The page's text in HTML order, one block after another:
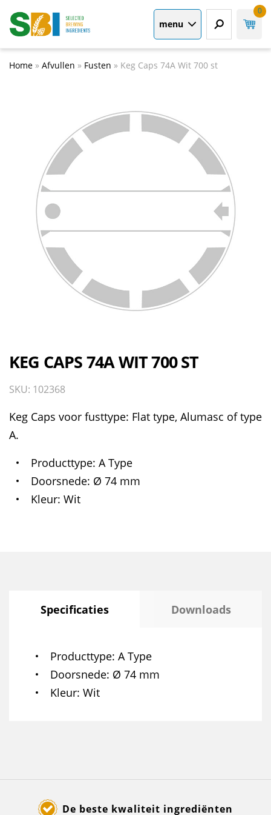
menu
0
Home » Afvullen » Fusten » Keg Caps 74A Wit 700 st
KEG CAPS 74A WIT 700 ST
SKU: 102368
Keg Caps voor fusttype: Flat type, Alumasc of type
A.
Producttype A Type
Doorsnede Ø 74 mm
Kleur Wit
Specificaties Downloads
Producttype A Type
Doorsnede Ø 74 mm
Kleur Wit
De beste kwaliteit ingrediënten